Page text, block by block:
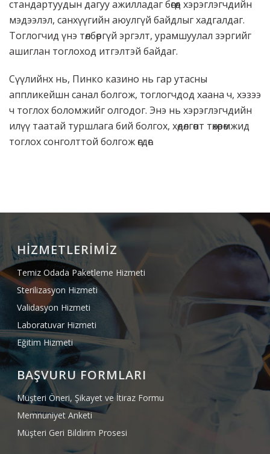
стандартуудын дагуу ажилладаг бөгөөд хэрэглэгчдийн
мэдээлэл, санхүүгийн аюулгүй байдлыг хадгалдаг.
Тоглогчид үнэ төлбөргүй эргэлт, урамшуулал зэргийг
ашиглан тоглоход итгэлтэй байдаг.
Сүүлийнх нь, Пинко казино нь гар утасны
аппликейшн санал болгож, тоглогчдод хаана ч, хэзээ
ч тоглох боломжийг олгодог. Энэ нь хэрэглэгчдийн
илүү таатай туршлага бий болгох, хөдөлгөөнт төхөөрөмжид
тоглох сонголттой болгож өгдөг.
HİZMETLERİMİZ
Temiz Odada Paketleme Hizmeti
Sterilizasyon Hizmeti
Validasyon Hizmeti
Laboratuvar Hizmeti
Eğitim Hizmeti
BAŞVURU FORMLARI
Müşteri Öneri, Şikayet ve İtiraz Formu
Memnuniyet Anketi
Müşteri Geri Bildirim Prosesi